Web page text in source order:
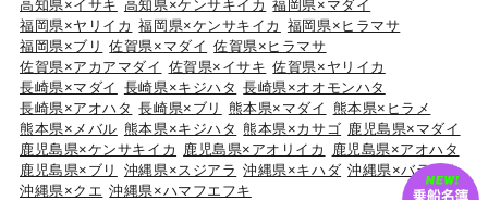
高知県×イサキ 高知県×ケンサキイカ 福岡県×マダイ
福岡県×ヤリイカ 福岡県×ケンサキイカ 福岡県×ヒラマサ
福岡県×ブリ
佐賀県×マダイ 佐賀県×ヒラマサ
佐賀県×アカアマダイ 佐賀県×イサキ 佐賀県×ヤリイカ
長崎県×マダイ 長崎県×キジハタ 長崎県×オオモンハタ
長崎県×アオハタ 長崎県×ブリ 熊本県×マダイ 熊本県×ヒラメ
熊本県×メバル 熊本県×キジハタ 熊本県×カサゴ 鹿児島県×マダイ
鹿児島県×ケンサキイカ
鹿児島県×アオリイカ
鹿児島県×アオハタ
鹿児島県×ブリ
沖縄県×スジアラ 沖縄県×キハダ 沖縄県×バラハタ
沖縄県×クエ 沖縄県×ハマフエフキ